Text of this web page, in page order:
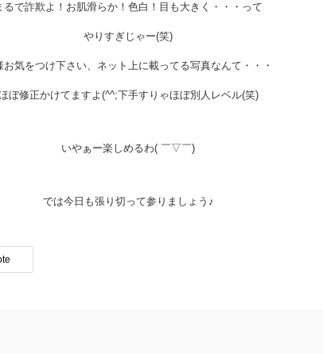
るで詐欺よ！お肌滑らか！色白！目も大きく・・・って
やりすぎじゃー(笑)
お気をつけ下さい、ネット上に載ってる写真なんて・・・
ぼ修正かけてますよ(^^;下手すりゃほぼ別人レベル(笑)
いやぁー楽しめるわ( ￣▽￣)
では今日も張り切って参りましょう♪